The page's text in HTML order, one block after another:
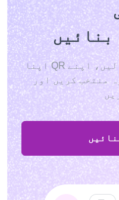
اپنا QR کوڈ لنک ڈالیں، اپنے QR کے لیے نام
منتخب کریں اور